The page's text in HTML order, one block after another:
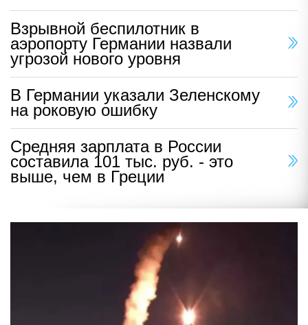
Взрывной беспилотник в
аэропорту Германии назвали
угрозой нового уровня
В Германии указали Зеленскому
на роковую ошибку
Средняя зарплата в России
составила 101 тыс. руб. - это
выше, чем в Греции